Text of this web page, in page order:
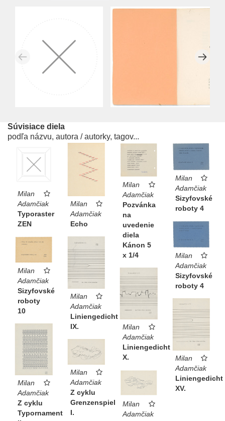
Súvisiace diela
podľa názvu, autora / autorky, tagov...
Milan
Adamčiak
Typoraster
ZEN
Milan
Adamčiak
Echo
Milan
Adamčiak
Pozvánka
na
uvedenie
diela
Kánon 5
x 1/4
Milan
Adamčiak
Sizyfovské
roboty 4
Milan
Adamčiak
Sizyfovské
roboty 4
Milan
Adamčiak
Sizyfovské
roboty
10
Milan
Adamčiak
Liniengedicht
IX.
Milan
Adamčiak
Liniengedicht
X.
Milan
Adamčiak
Liniengedicht
XV.
Milan
Adamčiak
Z cyklu
Typornament
Milan
Adamčiak
Z cyklu
Grenzenspiel
I.
Milan
Adamčiak